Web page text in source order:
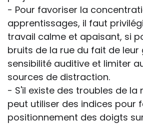
- Pour favoriser la
apprentissages, il faut
travail calme et apaisant, si
bruits de la rue du fait de leur
sensibilité auditive et limiter
sources de distraction.
- S'il existe des troubles de la
peut utiliser des indices pour
positionnement des doigts